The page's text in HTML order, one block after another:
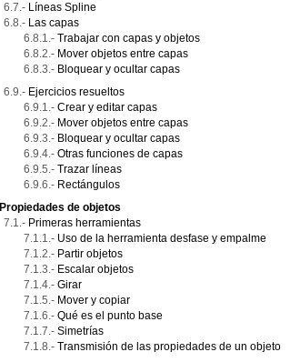
Líneas Spline
Las capas
Trabajar con capas y objetos
Mover objetos entre capas
Bloquear y ocultar capas
Ejercicios resueltos
Crear y editar capas
Mover objetos entre capas
Bloquear y ocultar capas
Otras funciones de capas
Trazar líneas
Rectángulos
Propiedades de objetos
Primeras herramientas
Uso de la herramienta desfase y empalme
Partir objetos
Escalar objetos
Girar
Mover y copiar
Qué es el punto base
Simetrías
Transmisión de las propiedades de un objeto